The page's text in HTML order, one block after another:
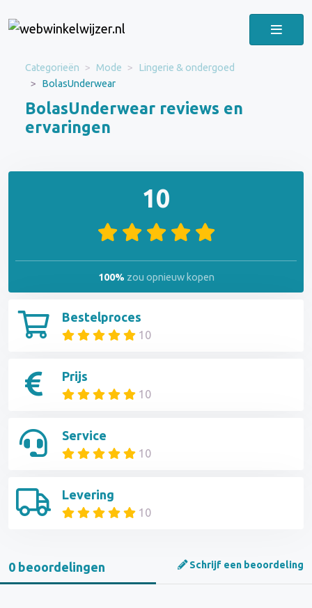
Categorieën Mode
Lingerie & ondergoed
BolasUnderwear
BolasUnderwear reviews en
ervaringen
Bestelproces
10
Prijs
10
Service
10
Levering
10
10
100% zou opnieuw kopen
0 beoordelingen Schrijf een beoordeling